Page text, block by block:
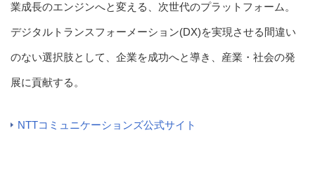
業成長のエンジンへと変える、次世代のプラットフォーム。
デジタルトランスフォーメーション(DX)を実現させる間違い
のない選択肢として、企業を成功へと導き、産業・社会の発
展に貢献する。
NTTコミュニケーションズ公式サイト